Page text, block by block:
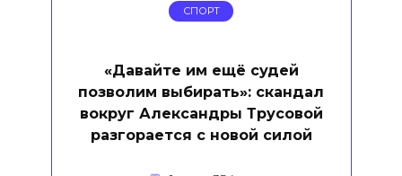
СПОРТ
«Давайте им ещё судей
позволим выбирать»: скандал
вокруг Александры Трусовой
разгорается с новой силой